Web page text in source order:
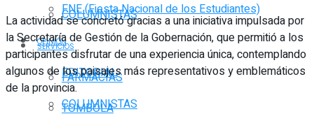
COLUMNISTAS
SERVICIOS
FARMACIAS
TOMBOLA
FNE (Fiesta Nacional de los Estudiantes)
OPINIÓN
EDITORIAL
COLUMNISTAS
La actividad se concretó gracias a una iniciativa impulsada por
la Secretaría de Gestión de la Gobernación, que permitió a los
participantes disfrutar de una experiencia única, contemplando
algunos de los paisajes más representativos y emblemáticos
de la provincia.